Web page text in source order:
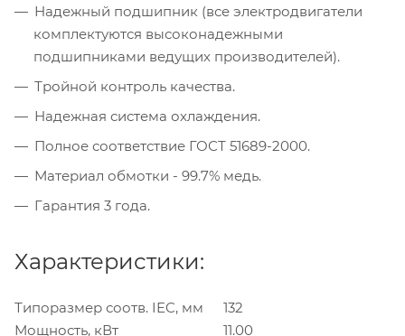
Надежный подшипник (все электродвигатели
комплектуются высоконадежными
подшипниками ведущих производителей).
Тройной контроль качества.
Надежная система охлаждения.
Полное соответствие ГОСТ 51689-2000.
Материал обмотки - 99.7% медь.
Гарантия 3 года.
Характеристики:
Типоразмер соотв. IEC, мм
132
Мощность, кВт
11.00